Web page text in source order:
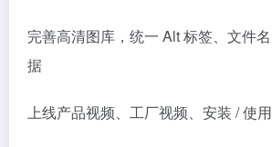
完善高清图库，统一 Alt 标签、文件
据
上线产品视频、工厂视频、安装 / 使